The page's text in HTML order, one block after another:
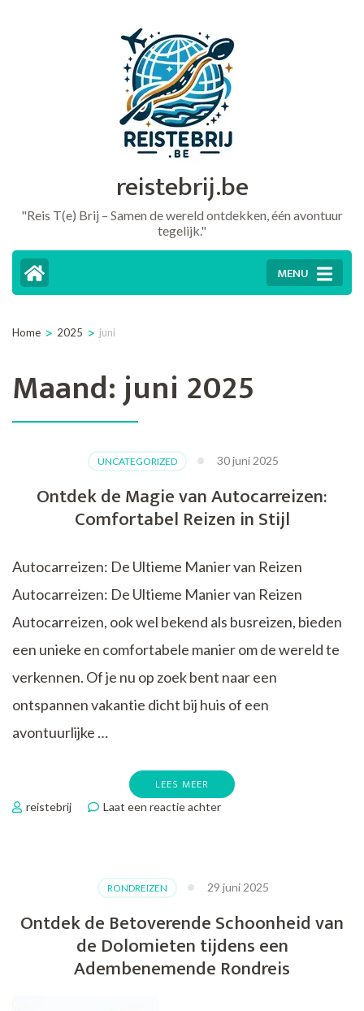
reistebrij.be
"Reis T(e) Brij – Samen de wereld ontdekken, één avontuur
tegelijk."
MENU
Home > 2025 > juni
Maand:juni 2025
UNCATEGORIZED 30 juni 2025
Ontdek de Magie van Autocarreizen:
Comfortabel Reizen in Stijl
Autocarreizen: De Ultieme Manier van Reizen
Autocarreizen: De Ultieme Manier van Reizen
Autocarreizen, ook wel bekend als busreizen, bieden
een unieke en comfortabele manier om de wereld te
verkennen. Of je nu op zoek bent naar een
ontspannen vakantie dicht bij huis of een
avontuurlijke …
LEES MEER
reistebrij Laat een reactie achterop
Autocarreizen:
Reizen
in
RONDREIZEN 29 juni 2025
Ontdek de Betoverende Schoonheid van
de Dolomieten tijdens een
Adembenemende Rondreis